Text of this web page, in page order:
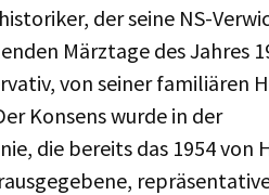
der seine NS-
Märztage des Jahres
von seiner familiären
Konsens wurde in der
die bereits das 1954 von